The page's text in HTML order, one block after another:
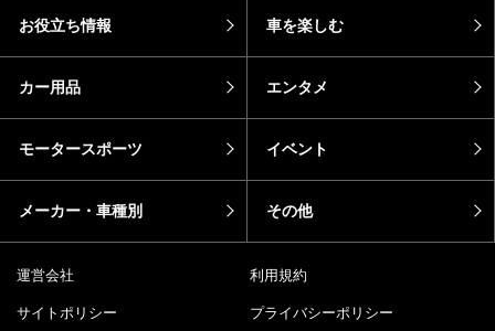
お役立ち情報 車を楽しむ
カー用品 エンタメ
モータースポーツ イベント
メーカー・車種別 その他
運営会社 利用規約
サイトポリシー プライバシーポリシー